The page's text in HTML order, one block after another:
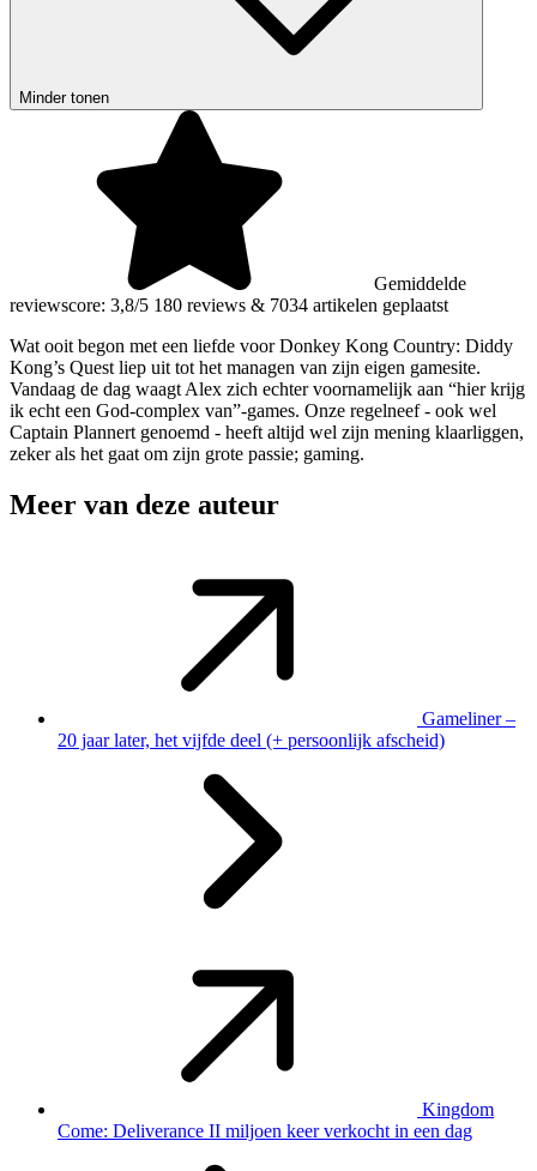
Minder tonen
Gemiddelde
reviewscore: 3,8/5 180 reviews & 7034 artikelen geplaatst
Wat ooit begon met een liefde voor Donkey Kong Country: Diddy
Kong’s Quest liep uit tot het managen van zijn eigen gamesite.
Vandaag de dag waagt Alex zich echter voornamelijk aan “hier krijg
ik echt een God-complex van”-games. Onze regelneef - ook wel
Captain Plannert genoemd - heeft altijd wel zijn mening klaarliggen,
zeker als het gaat om zijn grote passie; gaming.
Meer van deze auteur
Gameliner –
20 jaar later, het vijfde deel (+ persoonlijk afscheid)
Kingdom
Come: Deliverance II miljoen keer verkocht in een dag